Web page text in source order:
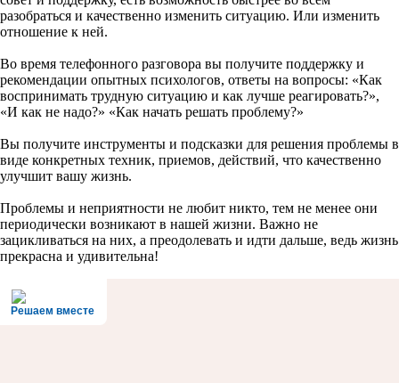
разобраться и качественно изменить ситуацию. Или изменить
отношение к ней.
Во время телефонного разговора вы получите поддержку и
рекомендации опытных психологов, ответы на вопросы: «Как
воспринимать трудную ситуацию и как лучше реагировать?»,
«И как не надо?» «Как начать решать проблему?»
Вы получите инструменты и подсказки для решения проблемы в
виде конкретных техник, приемов, действий, что качественно
улучшит вашу жизнь.
Проблемы и неприятности не любит никто, тем не менее они
периодически возникают в нашей жизни. Важно не
зацикливаться на них, а преодолевать и идти дальше, ведь жизнь
прекрасна и удивительна!
Решаем вместе